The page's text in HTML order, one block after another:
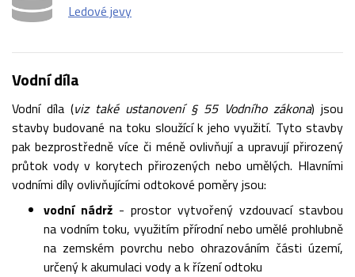
Ledové jevy
Vodní díla
Vodní díla (viz také ustanovení § 55 Vodního zákona) jsou
stavby budované na toku sloužící k jeho využití. Tyto stavby
pak bezprostředně více či méně ovlivňují a upravují přirozený
průtok vody v korytech přirozených nebo umělých. Hlavními
vodními díly ovlivňujícími odtokové poměry jsou:
vodní nádrž - prostor vytvořený vzdouvací stavbou
na vodním toku, využitím přírodní nebo umělé prohlubně
na zemském povrchu nebo ohrazováním části území,
určený k akumulaci vody a k řízení odtoku